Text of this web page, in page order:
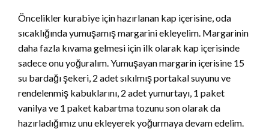
Öncelikler kurabiye için hazırlanan kap içerisine, oda
sıcaklığında yumuşamış margarini ekleyelim. Margarinin
daha fazla kıvama gelmesi için ilk olarak kap içerisinde
sadece onu yoğuralım. Yumuşayan margarin içerisine 15
su bardağı şekeri, 2 adet sıkılmış portakal suyunu ve
rendelenmiş kabuklarını, 2 adet yumurtayı, 1 paket
vanilya ve 1 paket kabartma tozunu son olarak da
hazırladığımız unu ekleyerek yoğurmaya devam edelim.